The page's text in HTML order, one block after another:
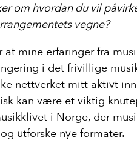
om hvordan du vil
vegne?
at mine erfaringer fra
i det frivillige
nettverket mitt aktivt
kan være et viktig
i Norge, der
utforske nye formater.